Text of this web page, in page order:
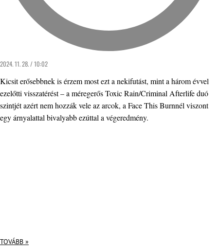
2024. 11. 28. / 10:02
Kicsit erősebbnek is érzem most ezt a nekifutást, mint a három évvel
ezelőtti visszatérést – a méregerős Toxic Rain/Criminal Afterlife duó
szintjét azért nem hozzák vele az arcok, a Face This Burnnél viszont
egy árnyalattal bivalyabb ezúttal a végeredmény.
TOVÁBB »